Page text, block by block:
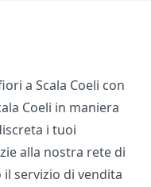
a Scala Coeli con
Coeli in maniera
i tuoi
alla nostra rete di
servizio di vendita